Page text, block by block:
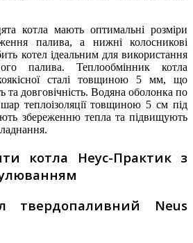
котла мають оптимальні розміри
палива, а нижні колосникові
котел ідеальним для використання
палива. Теплообмінник котла
сталі товщиною 5 мм, що
та довговічність. Водяна оболонка по
теплоізоляції товщиною 5 см під
збереженню тепла та підвищують
котла Неус-Практик з